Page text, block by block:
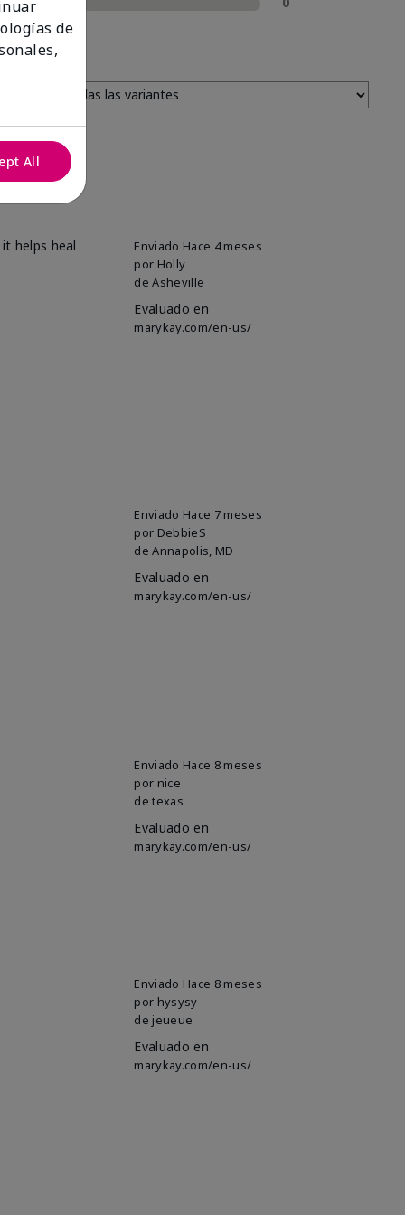
Enviado Hace 4 meses
por Holly
de Asheville
Evaluado en
marykay.com/en-us/
helps heal
Enviado Hace 7 meses
por DebbieS
de Annapolis, MD
Evaluado en
marykay.com/en-us/
Enviado Hace 8 meses
por nice
de texas
Evaluado en
marykay.com/en-us/
Enviado Hace 8 meses
por hysysy
de jeueue
Evaluado en
marykay.com/en-us/
de
All